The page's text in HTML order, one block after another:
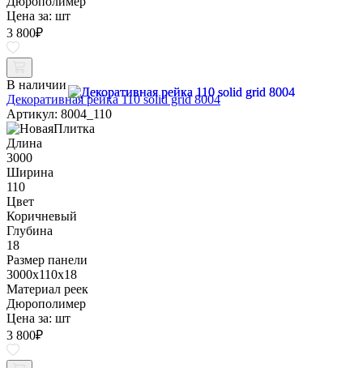
Цена за: шт
3 800₽
В наличии
Декоративная рейка 110 solid grid 8004
Артикул: 8004_110
Длина
3000
Ширина
110
Цвет
Коричневый
Глубина
18
Размер панели
3000x110x18
Материал реек
Дюрополимер
Цена за: шт
3 800₽